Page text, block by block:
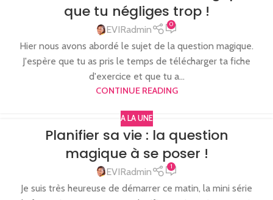
que tu négliges trop !
EVIRadmin 0
Hier nous avons abordé le sujet de la question magique.
J'espère que tu as pris le temps de télécharger ta fiche
d'exercice et que tu a...
CONTINUE READING
A LA UNE
Planifier sa vie : la question
magique à se poser !
EVIRadmin 1
Je suis très heureuse de démarrer ce matin, la mini série